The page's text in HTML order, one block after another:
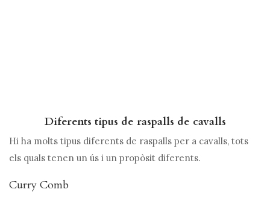
Diferents tipus de raspalls de cavalls
Hi ha molts tipus diferents de raspalls per a cavalls, tots
els quals tenen un ús i un propòsit diferents.
Curry Comb